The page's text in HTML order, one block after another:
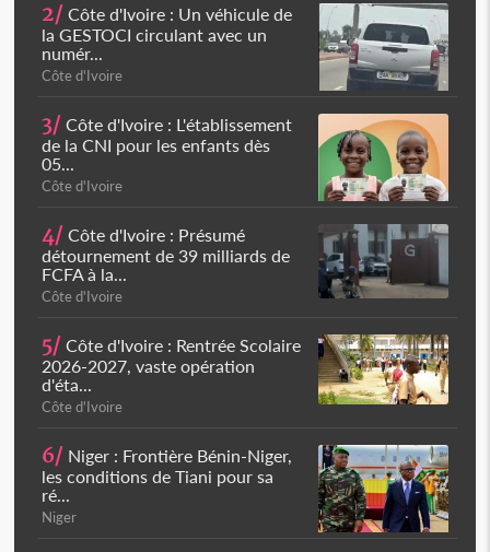
2/ Côte d'Ivoire : Un véhicule de
la GESTOCI circulant avec un
numér...
Côte d'Ivoire
3/ Côte d'Ivoire : L'établissement
de la CNI pour les enfants dès
05...
Côte d'Ivoire
4/ Côte d'Ivoire : Présumé
détournement de 39 milliards de
FCFA à la...
Côte d'Ivoire
5/ Côte d'Ivoire : Rentrée Scolaire
2026-2027, vaste opération
d'éta...
Côte d'Ivoire
6/ Niger : Frontière Bénin-Niger,
les conditions de Tiani pour sa
ré...
Niger